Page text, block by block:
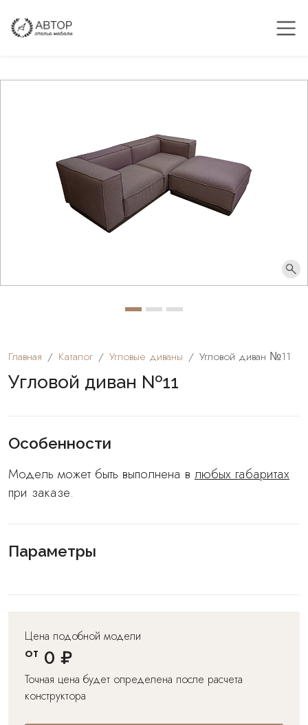
Главная Каталог Угловые диваны Угловой диван №11
Угловой диван №11
Особенности
Модель может быть выполнена в любых габаритах
при заказе.
Параметры
Цена подобной модели
от 0 ₽
Точная цена будет определена после расчета
конструктора